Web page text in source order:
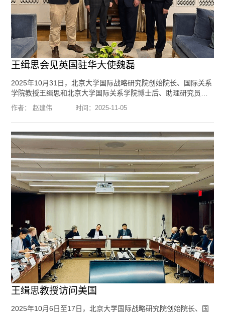
王缉思会见英国驻华大使魏磊
2025年10月31日，北京大学国际战略研究院创始院长、国际关系
学院教授王缉思和北京大学国际关系学院博士后、助理研究员赵
建伟应邀到访英国驻华大使官邸，会见了英国驻华大使魏磊
（Peter Wilson）和政务参赞鲍旭（Stuart Brown）。双方就中英
作者： 赵建伟 时间： 2025-11-05
王缉思教授访问美国
2025年10月6日至17日，北京大学国际战略研究院创始院长、国